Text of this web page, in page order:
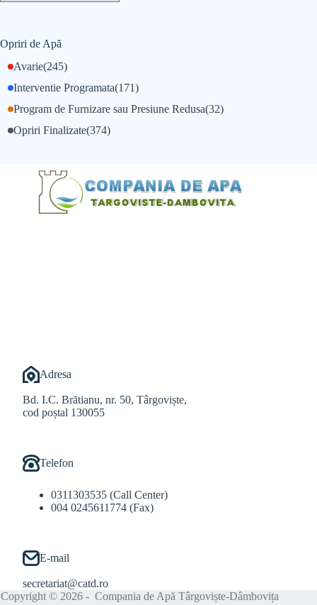
Opriri de Apă
Avarie(245)
Interventie Programata(171)
Opriri Finalizate(374)
Program de Furnizare sau Presiune Redusa(32)
Adresa
Bd. I.C. Brătianu, nr. 50, Târgoviște,
cod poștal 130055
Telefon
0311303535 (Call Center)
004 0245611774 (Fax)
E-mail
secretariat@catd.ro
Copyright © 2026 - Compania de Apă Târgoviște-Dâmbovița